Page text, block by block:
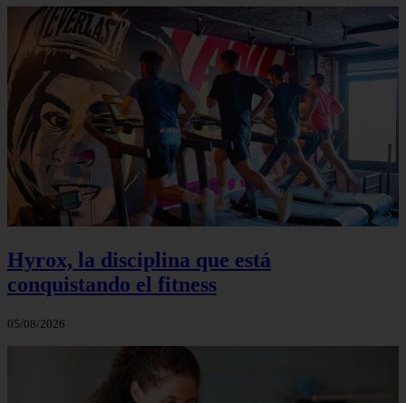
Hyrox, la disciplina que está
conquistando el fitness
05/08/2026